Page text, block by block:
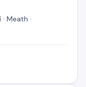
Meath ·